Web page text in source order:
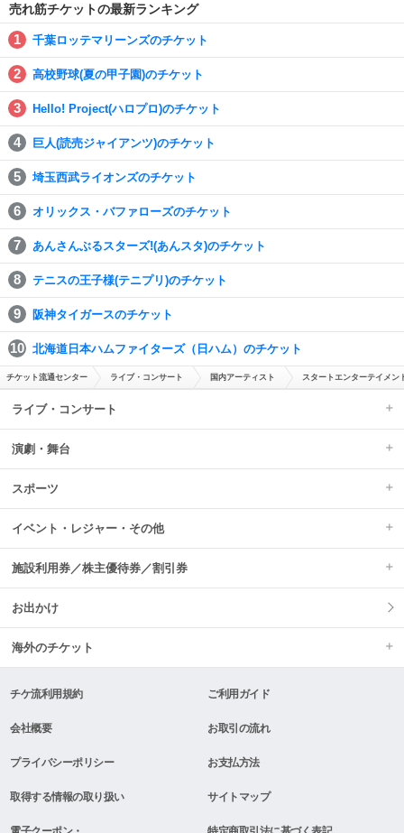
売れ筋チケットの最新ランキング
千葉ロッテマリーンズのチケット
高校野球(夏の甲子園)のチケット
Hello! Project(ハロプロ)のチケット
巨人(読売ジャイアンツ)のチケット
埼玉西武ライオンズのチケット
オリックス・バファローズのチケット
あんさんぶるスターズ!(あんスタ)のチケット
テニスの王子様(テニプリ)のチケット
阪神タイガースのチケット
北海道日本ハムファイターズ（日ハム）のチケット
チケット流通センター ライブ・コンサート 国内アーティスト スタートエンターテイメン
ライブ・コンサート
演劇・舞台
スポーツ
イベント・レジャー・その他
施設利用券／株主優待券／割引券
お出かけ
海外のチケット
チケ流利用規約 ご利用ガイド
会社概要 お取引の流れ
プライバシーポリシー お支払方法
取得する情報の取り扱い サイトマップ